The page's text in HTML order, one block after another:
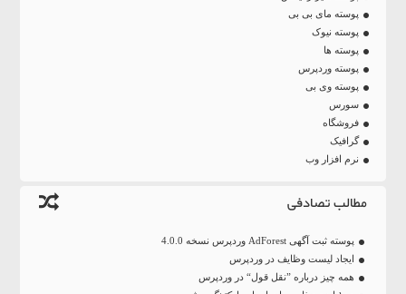
پوسته مای بی بی
پوسته نیوک
پوسته ها
پوسته وردپرس
پوسته وی بی
سورس
فروشگاه
گرافیک
نرم افزار وب
مطالب تصادفی
پوسته ثبت آگهی AdForest وردپرس نسخه 4.0.0
ایجاد لیست وظایف در وردپرس
همه چیز درباره ”نقل قول“ در وردپرس